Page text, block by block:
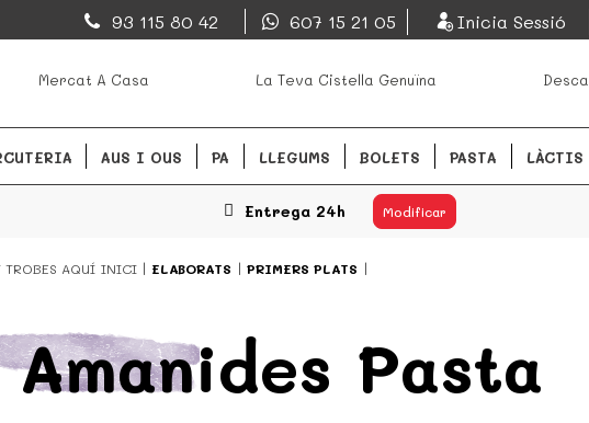
de los mejores mercados de
EsDeMercado.com
Barcelona y de productores
93 115 80 42 607 15 21 05 Inicia Sessió
Mercat A Casa La Teva Cistella Genuïna
AUS I OUS PA LLEGUMS BOLETS PASTA LÀCTIS
Entrega 24h Modificar
TROBES AQUÍ INICI ELABORATS PRIMERS PLATS
Amanides Pasta